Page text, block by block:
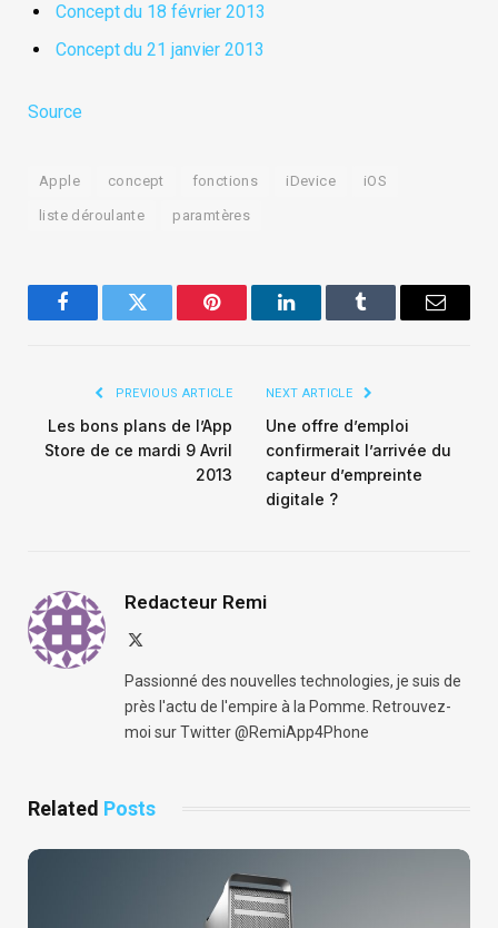
Concept du 18 février 2013
Conceptdu 21 janvier 2013
Source
Apple concept fonctions iDevice iOS
liste déroulante paramtères
FacebookTwitter Pinterest LinkedInTumblr Email
PREVIOUS ARTICLE
Les bons plans de l’App
Store de ce mardi 9 Avril
2013
NEXT ARTICLE
Une offre d’emploi
confirmerait l’arrivée du
capteur d’empreinte
digitale ?
Redacteur Remi
Passionné des nouvelles technologies, je suis de
près l'actu de l'empire à la Pomme. Retrouvez-
moi sur Twitter @RemiApp4Phone
Related Posts